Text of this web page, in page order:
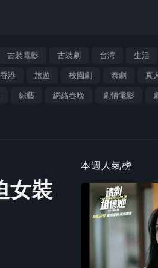
古裝電影 古裝劇 台湾 生活
香港 旅遊 校園劇 泰劇 真
綜藝 網絡春晚 劇情電影
女裝
本週人氣榜